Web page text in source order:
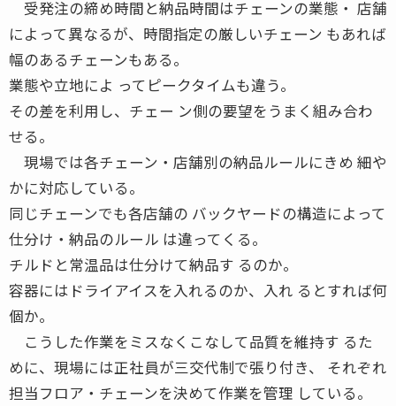
受発注の締め時間と納品時間はチェーンの業態・ 店舗
によって異なるが、時間指定の厳しいチェーン もあれば
幅のあるチェーンもある。
業態や立地によ ってピークタイムも違う。
その差を利用し、チェー ン側の要望をうまく組み合わ
せる。
現場では各チェーン・店舗別の納品ルールにきめ 細や
かに対応している。
同じチェーンでも各店舗の バックヤードの構造によって
仕分け・納品のルール は違ってくる。
チルドと常温品は仕分けて納品す るのか。
容器にはドライアイスを入れるのか、入れ るとすれば何
個か。
こうした作業をミスなくこなして品質を維持す るた
めに、現場には正社員が三交代制で張り付き、 それぞれ
担当フロア・チェーンを決めて作業を管理 している。